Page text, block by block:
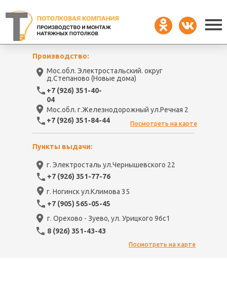
г. Ногинск ул.Климова 35
+7 (905) 565-05-45
г. Орехово - Зуево, ул. Урицкого 96с1
8 (926) 351-43-43
Мос.обл. Электростальский. округ
д.Степаново (Новые дома)
г. Электросталь ул.Чернышевского 22
Мос.обл. г.Железнодорожный ул.Речная 2
Производство:
Пункты выдачи:
+7 (926) 351-40-
04
+7 (926) 351-84-44
+7 (926) 351-77-76
Посмотреть на карте
Посмотреть на карте